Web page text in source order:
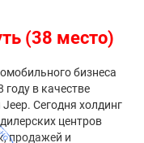
(38 место)
бизнеса
в качестве
Сегодня холдинг
центров
продажей и